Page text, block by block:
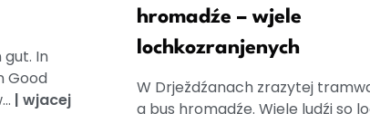
In
Good
| wjacej
hromadźe – wjele
lochkozranjenych
W Drježdźanach zrazytej
a bus hromadźe. Wjele ludźi so